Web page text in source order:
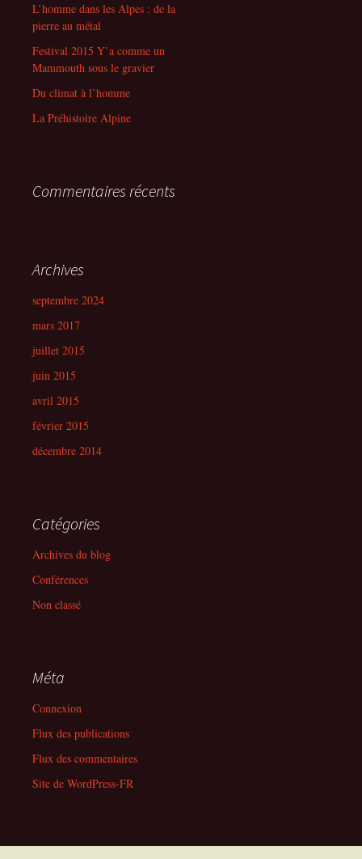
L’homme dans les Alpes : de la
pierre au métal
Festival 2015 Y’a comme un
Mammouth sous le gravier
Du climat à l’homme
La Préhistoire Alpine
Commentaires récents
Archives
septembre 2024
mars 2017
juillet 2015
juin 2015
avril 2015
février 2015
décembre 2014
Catégories
Archives du blog
Conférences
Non classé
Méta
Connexion
Flux des publications
Flux des commentaires
Site de WordPress-FR